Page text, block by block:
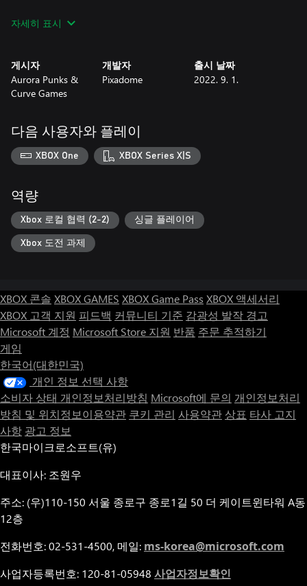
화면 협동 게임에서 첸소 소녀들의 경쟁심을 마음껏 발휘해 보세
두 가지 게임 모드(추가 예정): 스토리 모드에서 다채로운 세계를
헤쳐 나아가며 보스들과 싸우고, 코믹북 패널 형태로 펼쳐지는 스
토리를 감상하세요. 협동 모드에서 함께 플레이할 수도 있습니다!
자세히 표시
게시자
Aurora Punks &
Curve Games
개발자
Pixadome
출시 날짜
2022. 9. 1.
다음 사용자와 플레이
XBOX One XBOX Series X|S
역량
Xbox 로컬 협력 (2-2) 싱글 플레이어
Xbox 도전 과제
XBOX 콘솔 XBOX GAMES XBOX Game Pass XBOX 액세서리
XBOX 고객 지원 피드백 커뮤니티 기준 감광성 발작 경고
Microsoft 계정 Microsoft Store 지원 반품 주문 추적하기
게임
한국어(대한민국)
개인 정보 선택 사항
소비자 상태 개인정보처리방침 Microsoft에 문의 개인정보처리
방침 및 위치정보이용약관 쿠키 관리 사용약관 상표 타사 고지
사항 광고 정보
한국마이크로소프트(유)
대표이사: 조원우
주소: (우)110-150 서울 종로구 종로1길 50 더 케이트윈타워 A동
12층
전화번호: 02-531-4500, 메일: ms-korea@microsoft.com
사업자등록번호: 120-81-05948 사업자정보확인